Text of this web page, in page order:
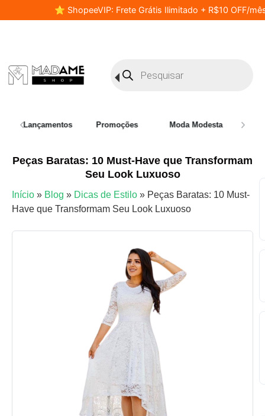
⭐ ShopeeVIP: Frete Grátis Ilimitado + R$10 OFF/
Lançamentos Promoções Moda Modesta Plus
Peças Baratas: 10 Must-Have que Transformam
Seu Look Luxuoso
Início » Blog » Dicas de Estilo » Peças Baratas: 10 Must-
Have que Transformam Seu Look Luxuoso